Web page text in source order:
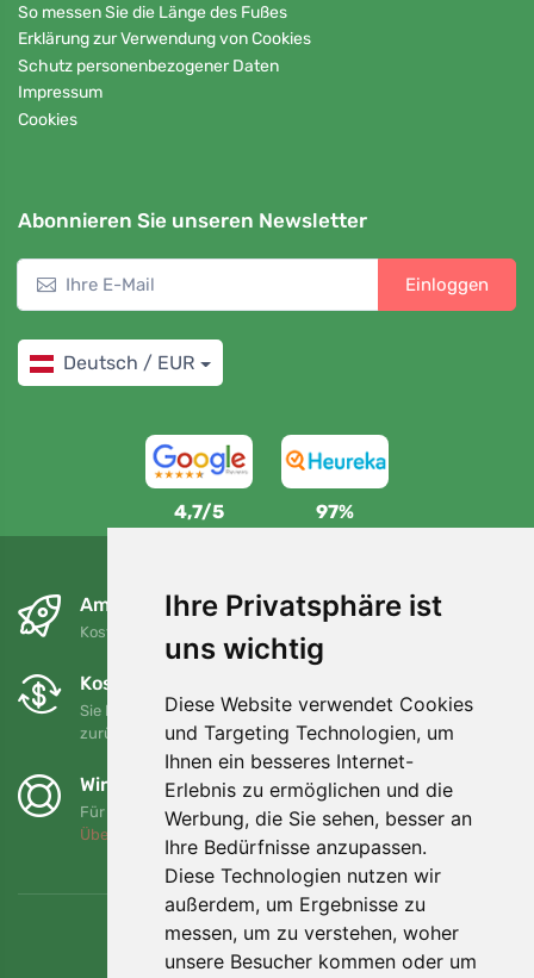
Ihre Privatsphäre ist
uns wichtig
Diese Website verwendet Cookies
und Targeting Technologien, um
Ihnen ein besseres Internet-
Erlebnis zu ermöglichen und die
Werbung, die Sie sehen, besser an
Ihre Bedürfnisse anzupassen.
Diese Technologien nutzen wir
außerdem, um Ergebnisse zu
messen, um zu verstehen, woher
unsere Besucher kommen oder um
So messen Sie die Länge des Fußes
Erklärung zur Verwendung von Cookies
Schutz personenbezogener Daten
Impressum
Cookies
Abonnieren Sie unseren Newsletter
Einloggen
Deutsch / EUR
4,7/5 97%
Am nächsten Tag und kostenlos
Kostenloser Versand für Bestellungen über 80 EUR
Kostenloser Umtausch und Rückgabe
Sie können Ihre Bestellung jederzeit innerhalb von 90 Tagen
zurückgeben oder umtauschen.
Wir unterstützen Trees.org
Für jede Bestellung pflanzen wir einen Baum! Mehr lesen
Über uns